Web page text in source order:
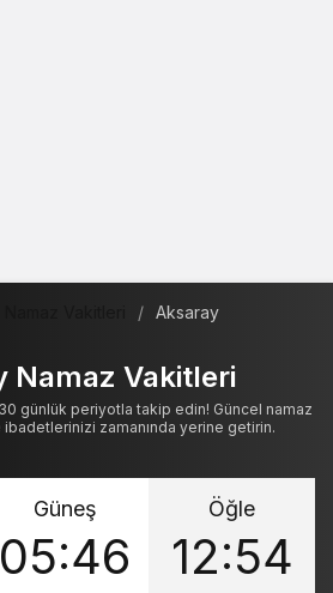
Aksaray
Namaz Vakitleri
günlük periyotla takip edin! Güncel namaz
zamanında yerine getirin.
Güneş
05:46
Öğle
12:54